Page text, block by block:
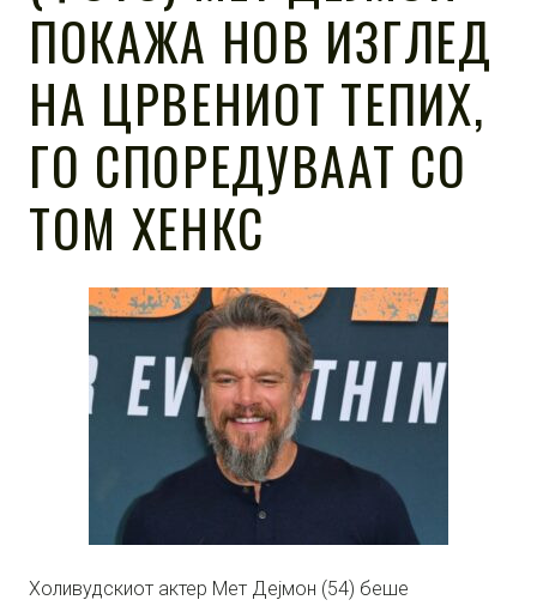
ПОКАЖА НОВ ИЗГЛЕД
НА ЦРВЕНИОТ ТЕПИХ,
ГО СПОРЕДУВААТ СО
ТОМ ХЕНКС
Холивудскиот актер Мет Дејмон (54) беше